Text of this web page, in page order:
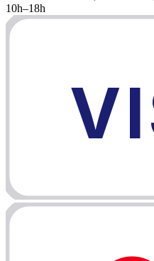
10h–18h